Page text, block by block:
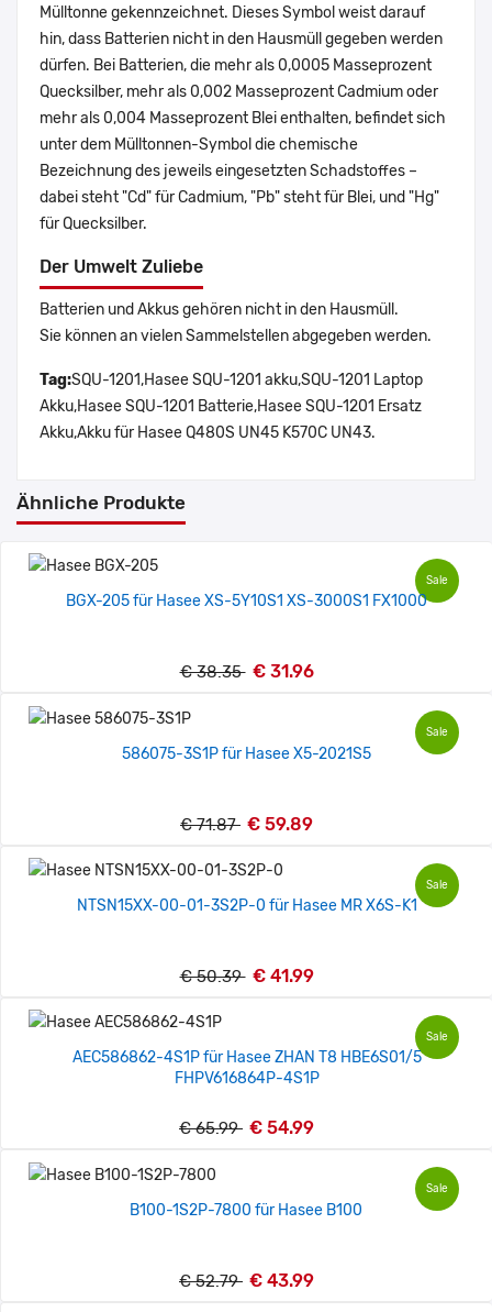
Mülltonne gekennzeichnet. Dieses Symbol weist darauf
hin, dass Batterien nicht in den Hausmüll gegeben werden
dürfen. Bei Batterien, die mehr als 0,0005 Masseprozent
Quecksilber, mehr als 0,002 Masseprozent Cadmium oder
mehr als 0,004 Masseprozent Blei enthalten, befindet sich
unter dem Mülltonnen-Symbol die chemische
Bezeichnung des jeweils eingesetzten Schadstoffes –
dabei steht "Cd" für Cadmium, "Pb" steht für Blei, und "Hg"
für Quecksilber.
Der Umwelt Zuliebe
Batterien und Akkus gehören nicht in den Hausmüll.
Sie können an vielen Sammelstellen abgegeben werden.
Tag:SQU-1201,Hasee SQU-1201 akku,SQU-1201 Laptop
Akku,Hasee SQU-1201 Batterie,Hasee SQU-1201 Ersatz
Akku,Akku für Hasee Q480S UN45 K570C UN43.
Ähnliche Produkte
Sale
BGX-205 für Hasee XS-5Y10S1 XS-3000S1 FX1000
€ 38.35 € 31.96
Sale
586075-3S1P für Hasee X5-2021S5
€ 71.87 € 59.89
Sale
NTSN15XX-00-01-3S2P-0 für Hasee MR X6S-K1
€ 50.39 € 41.99
Sale
AEC586862-4S1P für Hasee ZHAN T8 HBE6S01/5
FHPV616864P-4S1P
€ 65.99 € 54.99
Sale
B100-1S2P-7800 für Hasee B100
€ 52.79 € 43.99